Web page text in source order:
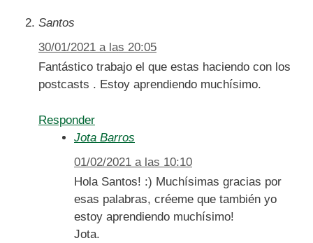
Santos
30/01/2021 a las 20:05
Fantástico trabajo el que estas haciendo con los
postcasts . Estoy aprendiendo muchísimo.
Responder
Jota Barros
01/02/2021 a las 10:10
Hola Santos! :) Muchísimas gracias por
esas palabras, créeme que también yo
estoy aprendiendo muchísimo!
Jota.